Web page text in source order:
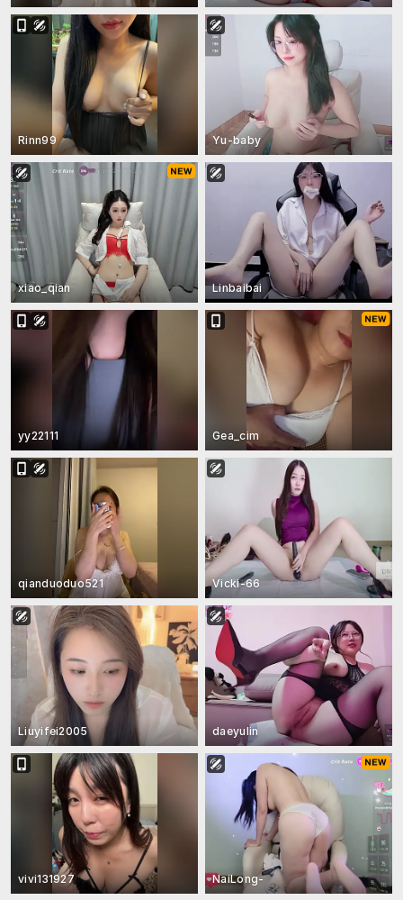
Rinn99 Yu-baby
xiao_qian Linbaibai
yy22111 Gea_cim
qianduoduo521 Vicki-66
Liuyifei2005 daeyulin
vivi131927 NaiLong-